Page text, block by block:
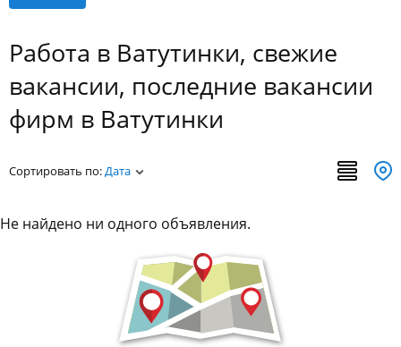
Работа в Ватутинки, свежие
вакансии, последние вакансии
фирм в Ватутинки
Сортировать по:Дата
Не найдено ни одного объявления.